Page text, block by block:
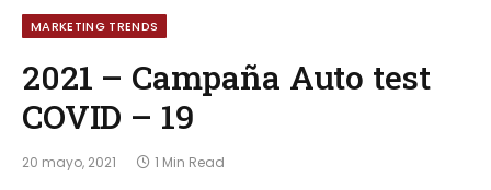
MARKETING TRENDS
2021 – Campaña Auto test
COVID – 19
20 mayo, 2021 1 Min Read